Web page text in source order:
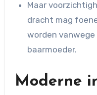
Maar voorzichtigheid is geboden: tijdens
dracht mag
worden
baarmoeder.
Moderne